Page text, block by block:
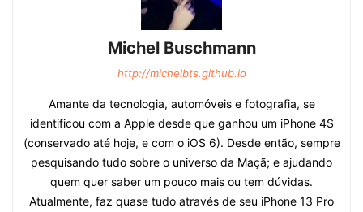
Michel Buschmann
http://michelbts.github.io
Amante da tecnologia, automóveis e fotografia, se
identificou com a Apple desde que ganhou um iPhone 4S
(conservado até hoje, e com o iOS 6). Desde então, sempre
pesquisando tudo sobre o universo da Maçã; e ajudando
quem quer saber um pouco mais ou tem dúvidas.
Atualmente, faz quase tudo através de seu iPhone 13 Pro